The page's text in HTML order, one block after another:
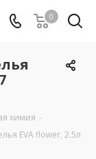
0
химия -
EVA flower, 2.5л